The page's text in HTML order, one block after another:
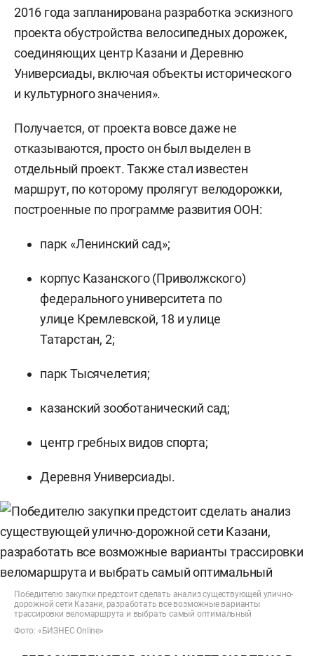
2016 года запланирована разработка эскизного
проекта обустройства велосипедных дорожек,
соединяющих центр Казани и Деревню
Универсиады, включая объекты исторического
и культурного значения».
Получается, от проекта вовсе даже не
отказываются, просто он был выделен в
отдельный проект. Также стал известен
маршрут, по которому пролягут велодорожки,
построенные по программе развития ООН:
парк «Ленинский сад»;
корпус Казанского (Приволжского)
федерального университета по
улице Кремлевской, 18 и улице
Татарстан, 2;
парк Тысячелетия;
казанский зооботанический сад;
центр гребных видов спорта;
Деревня Универсиады.
Победителю закупки предстоит сделать анализ существующей улично-
дорожной сети Казани, разработать все возможные варианты
трассировки веломаршрута и выбрать самый оптимальный
Фото: «БИЗНЕС Online»